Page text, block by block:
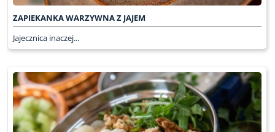
ZAPIEKANKA WARZYWNA Z JAJEM
Jajecznica inaczej...